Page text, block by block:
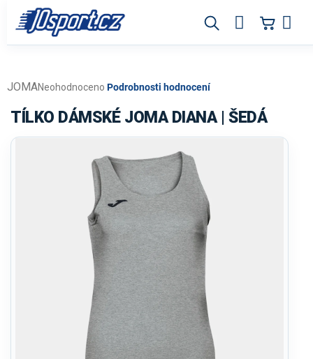
obsah
Průměrné
produktu
je
0,0
Neohodnoceno Podrobnosti hodnocení
JOMA
TÍLKO DÁMSKÉ JOMA DIANA | ŠEDÁ